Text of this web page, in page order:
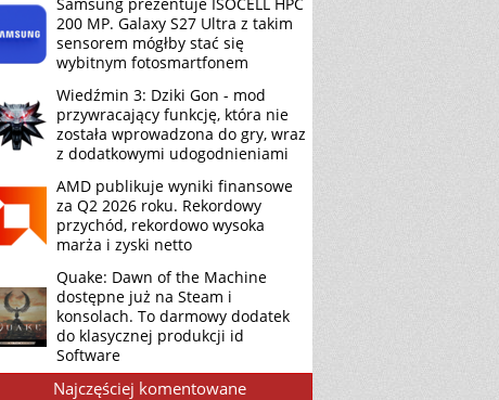
200 MP. Galaxy S27 Ultra z takim
sensorem mógłby stać się
wybitnym fotosmartfonem
Wiedźmin 3: Dziki Gon - mod
przywracający funkcję, która nie
została wprowadzona do gry, wraz
z dodatkowymi udogodnieniami
AMD publikuje wyniki finansowe
za Q2 2026 roku. Rekordowy
przychód, rekordowo wysoka
marża i zyski netto
Quake: Dawn of the Machine
dostępne już na Steam i
konsolach. To darmowy dodatek
do klasycznej produkcji id
Software
Najczęściej komentowane